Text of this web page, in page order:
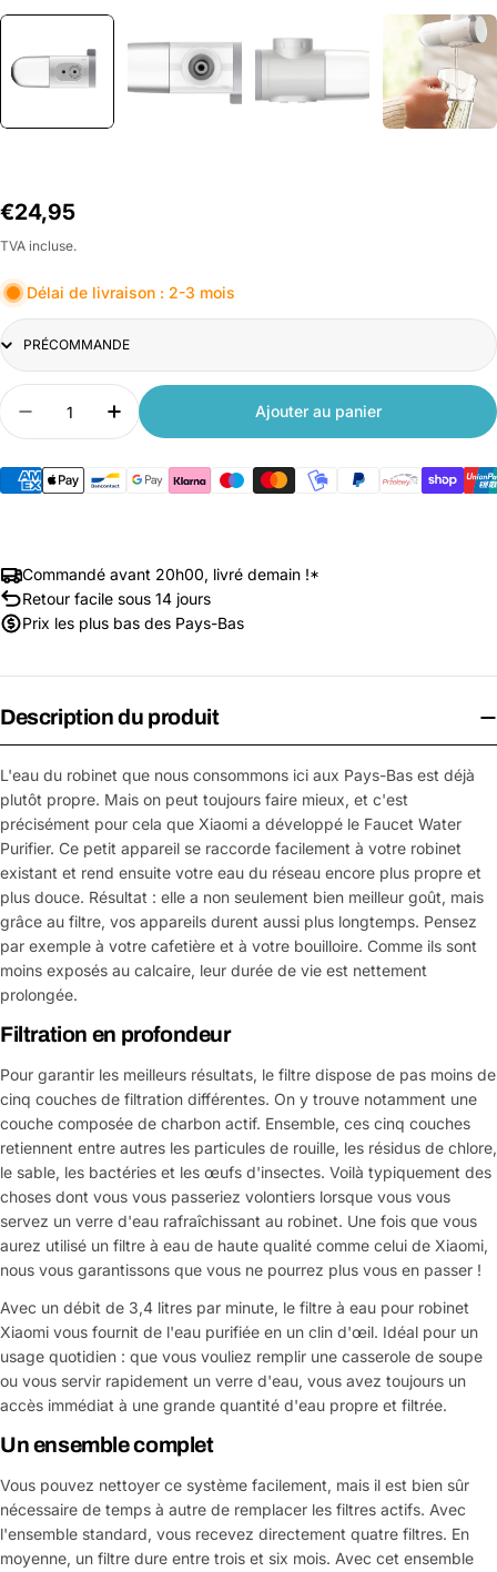
le média 0 dans une fenêtre
Prix
habituel
€24,95
TVA incluse.
Délai de livraison : 2-3 mois
Title
Quantité
Diminuer la quantité pour Filtre pour robinet
Augmenter la quantité pour Filtre pour
Ajouter au panier
Commandé avant 20h00, livré demain !*
Retour facile sous 14 jours
Prix les plus bas des Pays-Bas
Description du produit
L'eau du robinet que nous consommons ici aux Pays-Bas est déjà
plutôt propre. Mais on peut toujours faire mieux, et c'est
précisément pour cela que Xiaomi a développé le Faucet Water
Purifier. Ce petit appareil se raccorde facilement à votre robinet
existant et rend ensuite votre eau du réseau encore plus propre et
plus douce. Résultat : elle a non seulement bien meilleur goût, mais
grâce au filtre, vos appareils durent aussi plus longtemps. Pensez
par exemple à votre cafetière et à votre bouilloire. Comme ils sont
moins exposés au calcaire, leur durée de vie est nettement
prolongée.
Filtration en profondeur
Pour garantir les meilleurs résultats, le filtre dispose de pas moins de
cinq couches de filtration différentes. On y trouve notamment une
couche composée de charbon actif. Ensemble, ces cinq couches
retiennent entre autres les particules de rouille, les résidus de chlore,
le sable, les bactéries et les œufs d'insectes. Voilà typiquement des
choses dont vous vous passeriez volontiers lorsque vous vous
servez un verre d'eau rafraîchissant au robinet. Une fois que vous
aurez utilisé un filtre à eau de haute qualité comme celui de Xiaomi,
nous vous garantissons que vous ne pourrez plus vous en passer !
Avec un débit de 3,4 litres par minute, le filtre à eau pour robinet
Xiaomi vous fournit de l'eau purifiée en un clin d'œil. Idéal pour un
usage quotidien : que vous vouliez remplir une casserole de soupe
ou vous servir rapidement un verre d'eau, vous avez toujours un
accès immédiat à une grande quantité d'eau propre et filtrée.
Un ensemble complet
Vous pouvez nettoyer ce système facilement, mais il est bien sûr
nécessaire de temps à autre de remplacer les filtres actifs. Avec
l'ensemble standard, vous recevez directement quatre filtres. En
moyenne, un filtre dure entre trois et six mois. Avec cet ensemble